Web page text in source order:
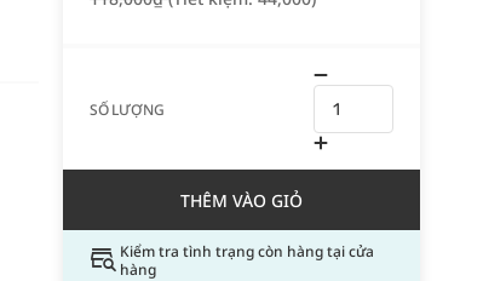
SỐ LƯỢNG
THÊM VÀO GIỎ
Kiểm tra tình trạng còn hàng tại cửa
hàng